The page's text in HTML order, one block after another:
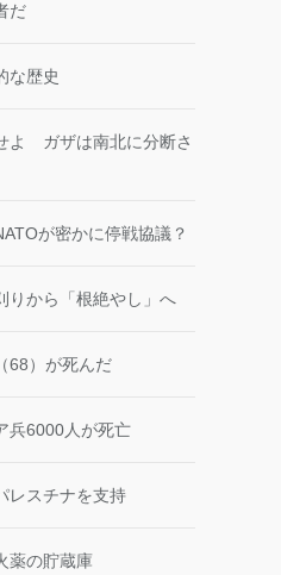
だ
な歴史
よ ガザは南北に分断さ
が密かに停戦協議？
から「根絶やし」へ
68）が死んだ
兵6000人が死亡
レスチナを支持
薬の貯蔵庫